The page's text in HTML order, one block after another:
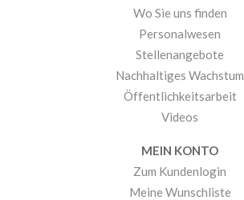
Wo Sie uns finden
Personalwesen
Stellenangebote
Nachhaltiges Wachstum
Öffentlichkeitsarbeit
Videos
MEIN KONTO
Zum Kundenlogin
Meine Wunschliste